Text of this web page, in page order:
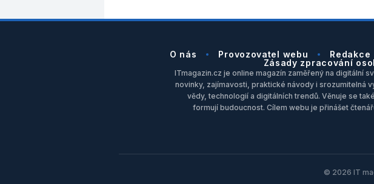
O nás Provozovatel webu Redakce
Zásady zpracování
ITmagazin.cz je online magazín zaměřený na digitální
novinky, zajímavosti, praktické návody i srozumitelná
vědy, technologií a digitálních trendů. Věnuje se
formují budoucnost. Cílem webu je přinášet
© 2026 IT